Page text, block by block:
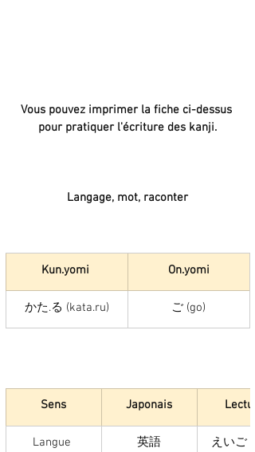
Vous pouvez imprimer la fiche ci-dessus
pour pratiquer l'écriture des kanji.
Langage, mot, raconter
Kun.yomi On.yomi
かた.る (kata.ru) ご (go)
Sens Japonais
Langue
英語 えいご